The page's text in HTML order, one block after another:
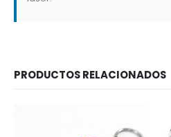
PRODUCTOS RELACIONADOS